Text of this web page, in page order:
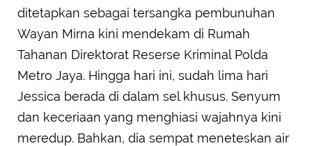
ditetapkan sebagai tersangka pembunuhan
Wayan Mirna kini mendekam di Rumah
Tahanan Direktorat Reserse Kriminal Polda
Metro Jaya. Hingga hari ini, sudah lima hari
Jessica berada di dalam sel khusus. Senyum
dan keceriaan yang menghiasi wajahnya kini
meredup. Bahkan, dia sempat meneteskan air